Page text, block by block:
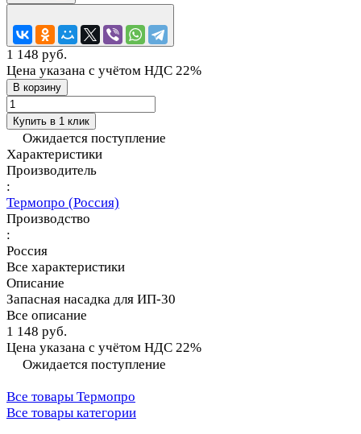
1 148 руб.
Цена указана с учётом НДС 22%
В корзину
Купить в 1 клик
Ожидается поступление
Характеристики
Производитель
:
Термопро (Россия)
Производство
:
Россия
Все характеристики
Описание
Запасная насадка для ИП-30
Все описание
1 148 руб.
Цена указана с учётом НДС 22%
Ожидается поступление
Все товары Термопро
Все товары категории